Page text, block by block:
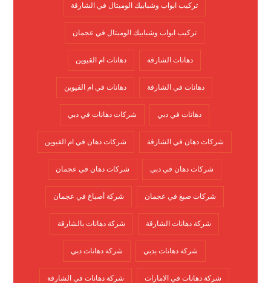
تركيب ابواب وشبابيك الوميتال في الشارقة
تركيب ابواب وشبابيك الوميتال في عجمان
دهانات الشارقة دهانات ام القيوين
دهانات في الشارقة دهانات في ام القيوين
دهانات في دبي شركات دهانات في دبي
شركات دهان في الشارقة شركات دهان في ام القيوين
شركات دهان في دبي شركات دهان في عجمان
شركات صبغ في عجمان شركة أصباغ في عجمان
شركة دهانات الشارقة شركة دهانات بالشارقة
شركة دهانات بدبي شركة دهانات دبي
شركة دهانات في الامارات شركة دهانات في الشارقة